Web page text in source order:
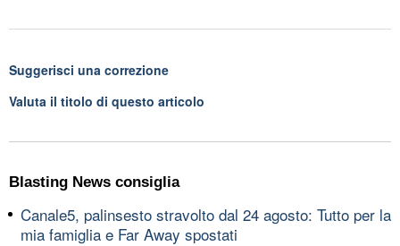
Suggerisci una correzione
Valuta il titolo di questo articolo
Blasting News consiglia
Canale5, palinsesto stravolto dal 24 agosto: Tutto per la
mia famiglia e Far Away spostati